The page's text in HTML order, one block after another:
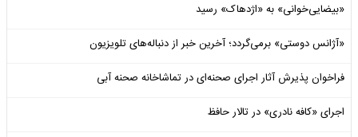
«بیضایی‌خوانی» به «اژدهاک» رسید
«آژانس دوستی» برمی‌گردد؛ آخرین خبر از دنباله‌های تلویزیون
فراخوان پذیرش آثار اجرای صحنه‌ای در تماشاخانه صحنه آبی
اجرای «کافه نادری» در تالار حافظ